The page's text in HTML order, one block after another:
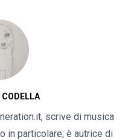
CODELLA
scrive di musica
in particolare; è autrice di